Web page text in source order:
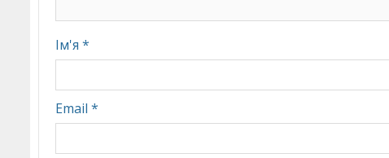
Ім'я *
Email *